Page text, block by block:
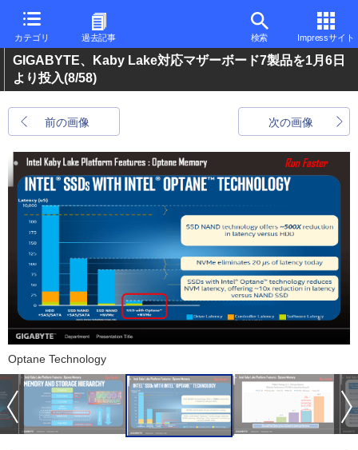
カテゴリ 過去記事 検索 Impressサイト
GIGABYTE、Kaby Lake対応マザーボード7製品を1月6日
より投入(8/58)
前の画像 次の画像
Optane Technology